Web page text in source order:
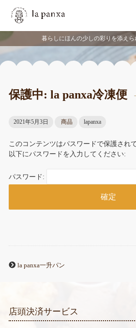
暮らしにほんの少しの彩りを添えら
保護中: la panxa冷凍便
2021年5月3日 商品 lapanxa
このコンテンツはパスワードで保護され
以下にパスワードを入力してください:
パスワード:
la panxa一升パン
店頭決済サービス